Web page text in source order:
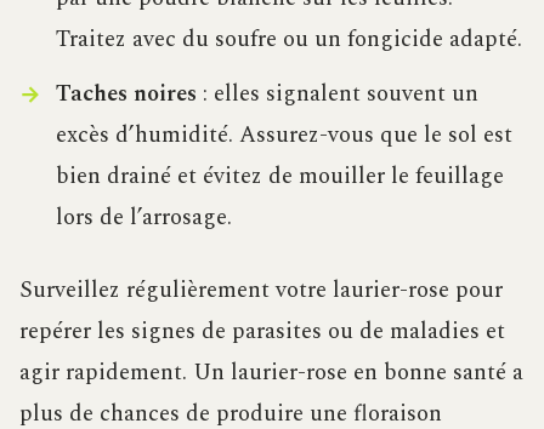
Traitez avec du soufre ou un fongicide adapté.
Taches noires : elles signalent souvent un
excès d’humidité. Assurez-vous que le sol est
bien drainé et évitez de mouiller le feuillage
lors de l’arrosage.
Surveillez régulièrement votre laurier-rose pour
repérer les signes de parasites ou de maladies et
agir rapidement. Un laurier-rose en bonne santé a
plus de chances de produire une floraison